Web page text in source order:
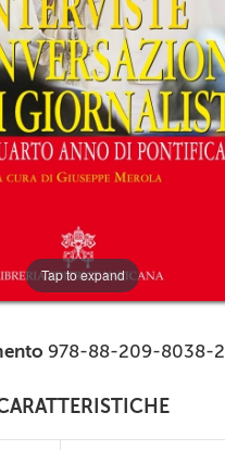
Tap to expand
978-88-209-8038-2